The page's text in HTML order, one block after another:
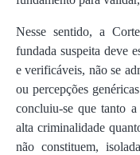
Nesse sentido, a
fundada suspeita deve
e verificáveis, não se
ou percepções
concluiu-se que tanto
alta criminalidade
não constituem,